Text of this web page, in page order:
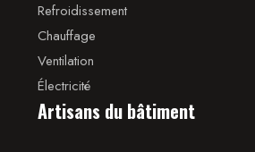
Refroidissement
Chauffage
Ventilation
Électricité
Artisans du bâtiment